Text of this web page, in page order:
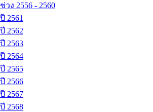
ง 2556 - 2560
2561
2562
2563
2564
2565
2566
2567
2568